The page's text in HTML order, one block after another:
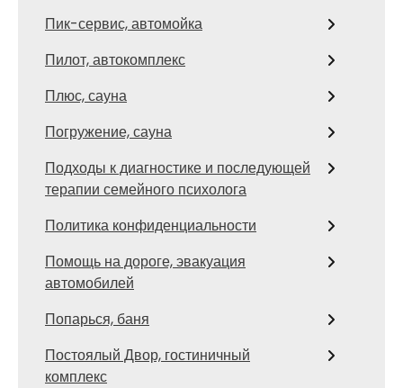
Пик-сервис, автомойка
Пилот, автокомплекс
Плюс, сауна
Погружение, сауна
Подходы к диагностике и последующей
терапии семейного психолога
Политика конфиденциальности
Помощь на дороге, эвакуация
автомобилей
Попарься, баня
Постоялый Двор, гостиничный
комплекс